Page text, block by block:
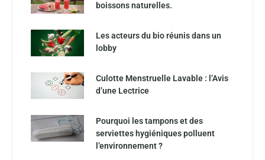
boissons naturelles.
Les acteurs du bio réunis dans un
lobby
Culotte Menstruelle Lavable : l’Avis
d’une Lectrice
Pourquoi les tampons et des
serviettes hygiéniques polluent
l’environnement ?